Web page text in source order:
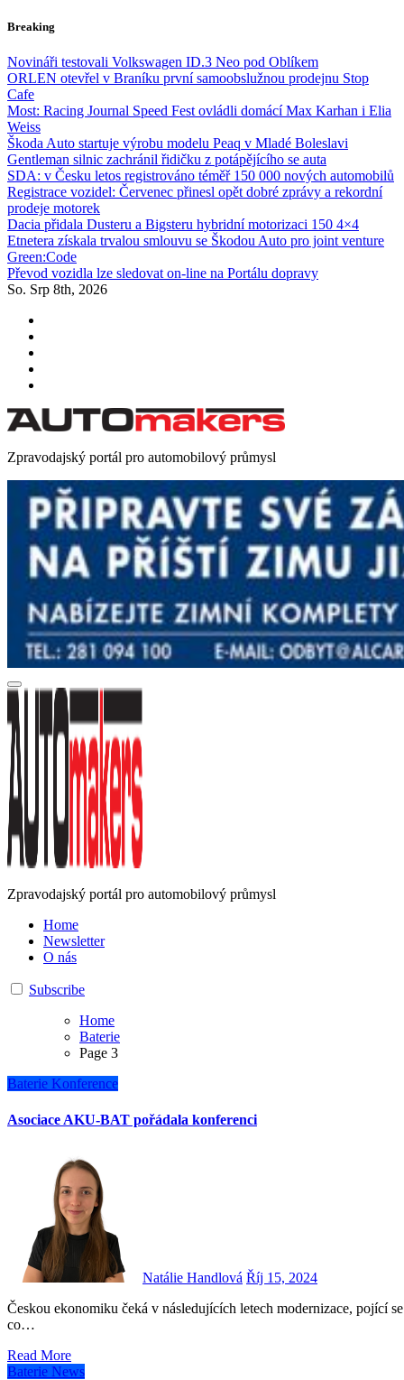
Skip
content
Breaking
Novináři testovali Volkswagen ID.3 Neo pod Oblíkem
ORLEN otevřel v Braníku první samoobslužnou prodejnu Stop
Cafe
Most: Racing Journal Speed Fest ovládli domácí Max Karhan i Elia
Weiss
Škoda Auto startuje výrobu modelu Peaq v Mladé Boleslavi
Gentleman silnic zachránil řidičku z potápějícího se auta
SDA: v Česku letos registrováno téměř 150 000 nových automobilů
Registrace vozidel: Červenec přinesl opět dobré zprávy a rekordní
prodeje motorek
Dacia přidala Dusteru a Bigsteru hybridní motorizaci 150 4×4
Etnetera získala trvalou smlouvu se Škodou Auto pro joint venture
Green:Code
Převod vozidla lze sledovat on-line na Portálu dopravy
So. Srp 8th, 2026
Zpravodajský portál pro automobilový průmysl
Zpravodajský portál pro automobilový průmysl
Home
Newsletter
O nás
Subscribe
Home
Baterie
Page 3
Baterie Konference
Asociace AKU-BAT pořádala konferenci
Natálie Handlová Říj 15, 2024
Českou ekonomiku čeká v následujících letech modernizace, pojící se s obměnou energetiky. Stěžejní pro rozsáhlou změnu bude
co…
Read More
Baterie News